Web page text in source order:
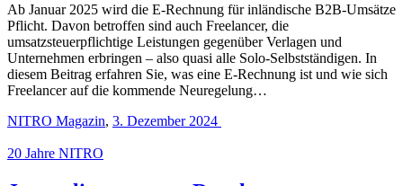
Ab Januar 2025 wird die E-Rechnung für inländische B2B-Umsätze
Pflicht. Davon betroffen sind auch Freelancer, die
umsatzsteuerpflichtige Leistungen gegenüber Verlagen und
Unternehmen erbringen – also quasi alle Solo-Selbstständigen. In
diesem Beitrag erfahren Sie, was eine E-Rechnung ist und wie sich
Freelancer auf die kommende Neuregelung…
NITRO Magazin, 3. Dezember 2024
20 Jahre NITRO